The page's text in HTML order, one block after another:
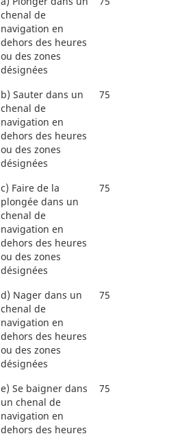
chenal de
navigation en
dehors des heures
ou des zones
désignées
b) Sauter dans un
chenal de
navigation en
dehors des heures
ou des zones
désignées
75
c) Faire de la
plongée dans un
chenal de
navigation en
dehors des heures
ou des zones
désignées
75
d) Nager dans un
chenal de
navigation en
dehors des heures
ou des zones
désignées
75
e) Se baigner dans
un chenal de
navigation en
dehors des heures
75